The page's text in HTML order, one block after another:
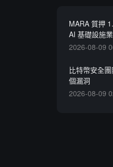
MARA 質押
AI 基礎設施
2026-08-09
比特幣安全
個漏洞
2026-08-09